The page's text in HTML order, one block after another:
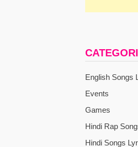
English Songs
Events
Games
Hindi Rap
Hindi Songs